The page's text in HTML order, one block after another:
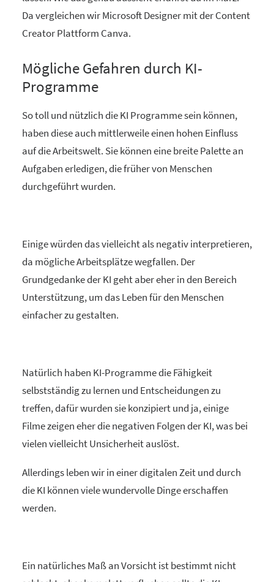
Da vergleichen wir Microsoft Designer mit der Content
Creator Plattform Canva.
Mögliche Gefahren durch KI-
Programme
So toll und nützlich die KI Programme sein können,
haben diese auch mittlerweile einen hohen Einfluss
auf die Arbeitswelt. Sie können eine breite Palette an
Aufgaben erledigen, die früher von Menschen
durchgeführt wurden.
Einige würden das vielleicht als negativ interpretieren,
da mögliche Arbeitsplätze wegfallen. Der
Grundgedanke der KI geht aber eher in den Bereich
Unterstützung, um das Leben für den Menschen
einfacher zu gestalten.
Natürlich haben KI-Programme die Fähigkeit
selbstständig zu lernen und Entscheidungen zu
treffen, dafür wurden sie konzipiert und ja, einige
Filme zeigen eher die negativen Folgen der KI, was bei
vielen vielleicht Unsicherheit auslöst.
Allerdings leben wir in einer digitalen Zeit und durch
die KI können viele wundervolle Dinge erschaffen
werden.
Ein natürliches Maß an Vorsicht ist bestimmt nicht